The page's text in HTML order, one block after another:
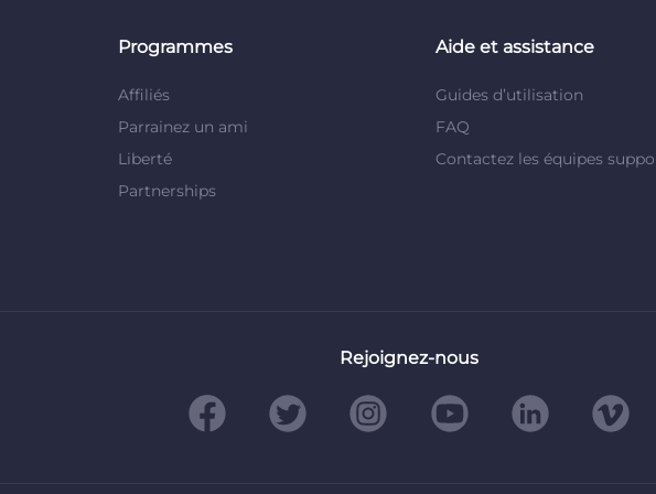
Programmes
Affiliés
Parrainez un ami
Liberté
Partnerships
Aide et assistance
Guides d’utilisation
FAQ
Contactez les équipes
Rejoignez-nous